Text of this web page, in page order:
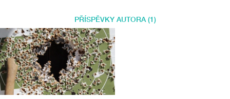
PŘÍSPĚVKY AUTORA (1)